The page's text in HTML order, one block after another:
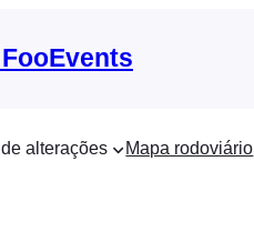
alterações Mapa rodoviário